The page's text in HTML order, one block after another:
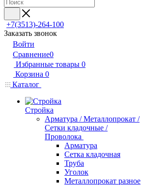
+7(3513)-264-100
Заказать звонок
Войти
Сравнение0
Избранные товары 0
Корзина 0
Каталог
Стройка
Арматура / Металлопрокат /
Сетки кладочные /
Проволока
Арматура
Сетка кладочная
Труба
Уголок
Металлопрокат разное